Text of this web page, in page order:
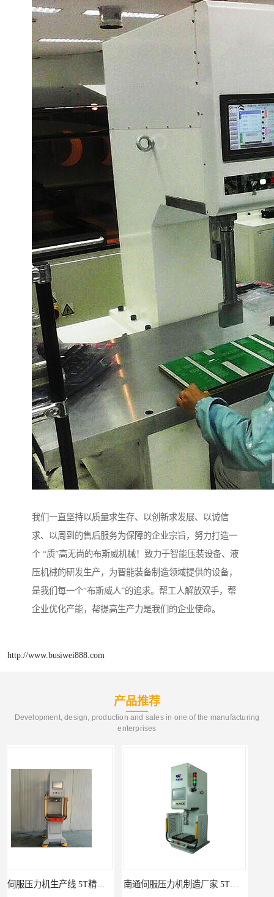
我们一直坚持以质量求生存、以创新求发展、以诚信
求、以周到的售后服务为保障的企业宗旨，努力打造一
个 “质”高无尚的布斯威机械！致力于智能压装设备、液
压机械的研发生产，为智能装备制造领域提供的设备，
是我们每一个“布斯威人”的追求。帮工人解放双手，帮
企业优化产能，帮提高生产力是我们的企业使命。
http://www.busiwei888.com
产品推荐
Development, design, production and sales in one of the manufacturing
enterprises
南通伺服压力机制造厂家 5T精密伺服压力机 布斯威机械设备